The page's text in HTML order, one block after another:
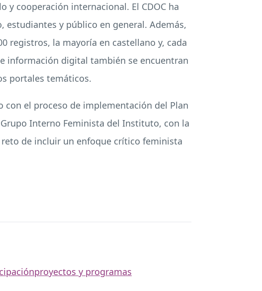
y cooperación internacional. El CDOC ha
estudiantes y público en general. Además,
registros, la mayoría en castellano y, cada
información digital también se encuentran
portales temáticos.
con el proceso de implementación del Plan
Interno Feminista del Instituto, con la
de incluir un enfoque crítico feminista
proyectos y programas